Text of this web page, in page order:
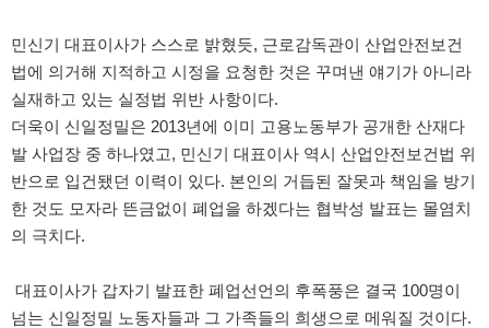
민신기 대표이사가 스스로 밝혔듯, 근로감독관이 산업안전보건
법에 의거해 지적하고 시정을 요청한 것은 꾸며낸 얘기가 아니라
실재하고 있는 실정법 위반 사항이다.
더욱이 신일정밀은 2013년에 이미 고용노동부가 공개한 산재다
발 사업장 중 하나였고, 민신기 대표이사 역시 산업안전보건법 위
반으로 입건됐던 이력이 있다. 본인의 거듭된 잘못과 책임을 방기
한 것도 모자라 뜬금없이 폐업을 하겠다는 협박성 발표는 몰염치
의 극치다.
대표이사가 갑자기 발표한 폐업선언의 후폭풍은 결국 100명이
넘는 신일정밀 노동자들과 그 가족들의 희생으로 메워질 것이다.